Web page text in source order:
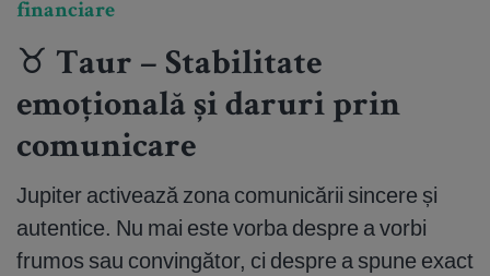
financiare
♉ Taur – Stabilitate
emoțională și daruri prin
comunicare
Jupiter activează zona comunicării sincere și
autentice. Nu mai este vorba despre a vorbi
frumos sau convingător, ci despre a spune exact